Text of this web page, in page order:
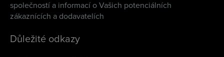
společností a informací o Vašich potenciálních
zákaznících a dodavatelích
Důležité odkazy